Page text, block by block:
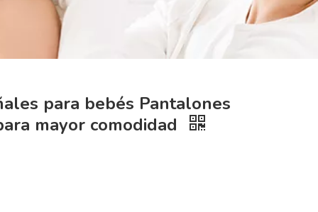
para bebés Pantalones
mayor comodidad